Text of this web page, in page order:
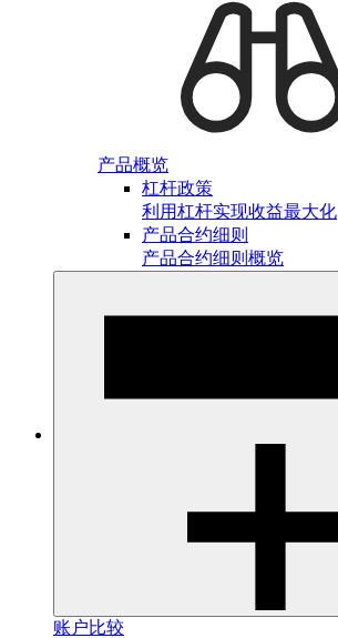
产品概览
杠杆政策
利用杠杆实现收益最大化
产品合约细则
产品合约细则概览
账户比较